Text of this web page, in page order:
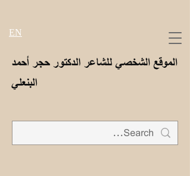
الموقع الشخصي للشاعر الدكتور حجر أحمد
البنعلي
EN